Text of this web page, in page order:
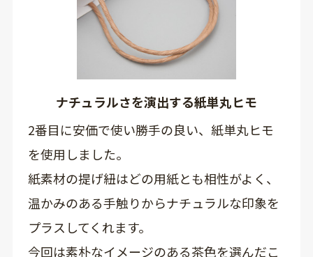
ナチュラルさを演出する紙単丸ヒモ
2番目に安価で使い勝手の良い、紙単丸ヒモ
を使用しました。
紙素材の提げ紐はどの用紙とも相性がよく、
温かみのある手触りからナチュラルな印象を
プラスしてくれます。
今回は素朴なイメージのある茶色を選んだこ